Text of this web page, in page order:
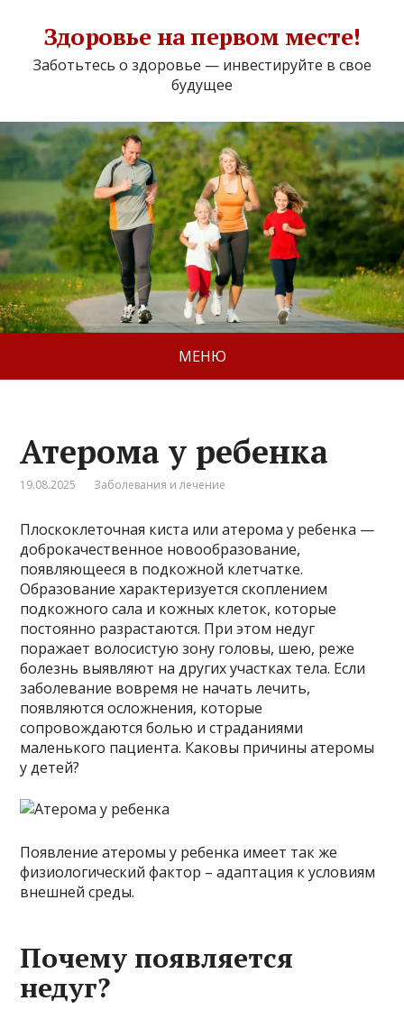
Здоровье на первом месте!
Заботьтесь о здоровье — инвестируйте в свое
будущее
МЕНЮ
Атерома у ребенка
19.08.2025 Заболевания и лечение
Плоскоклеточная киста или атерома у ребенка —
доброкачественное новообразование,
появляющееся в подкожной клетчатке.
Образование характеризуется скоплением
подкожного сала и кожных клеток, которые
постоянно разрастаются. При этом недуг
поражает волосистую зону головы, шею, реже
болезнь выявляют на других участках тела. Если
заболевание вовремя не начать лечить,
появляются осложнения, которые
сопровождаются болью и страданиями
маленького пациента. Каковы причины атеромы
у детей?
Появление атеромы у ребенка имеет так же
физиологический фактор – адаптация к условиям
внешней среды.
Почему появляется
недуг?